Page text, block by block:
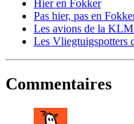
Hier en Fokker
Pas hier, pas en
Les avions de la KLM
Les Vliegtuigspotters
Commentaires